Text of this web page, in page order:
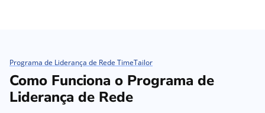
Programa de Liderança de Rede TimeTailor
Como Funciona o Programa de
Liderança de Rede